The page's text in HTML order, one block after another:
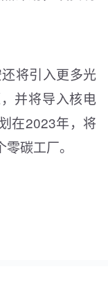
将引入更多光
并将导入核电
在2023年，将
碳工厂。